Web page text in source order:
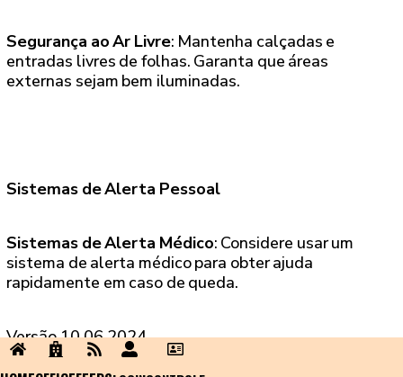
Segurança ao Ar Livre: Mantenha calçadas e
entradas livres de folhas. Garanta que áreas
externas sejam bem iluminadas.
Sistemas de Alerta Pessoal
Sistemas de Alerta Médico: Considere usar um
sistema de alerta médico para obter ajuda
rapidamente em caso de queda.
Versão 10.06.2024